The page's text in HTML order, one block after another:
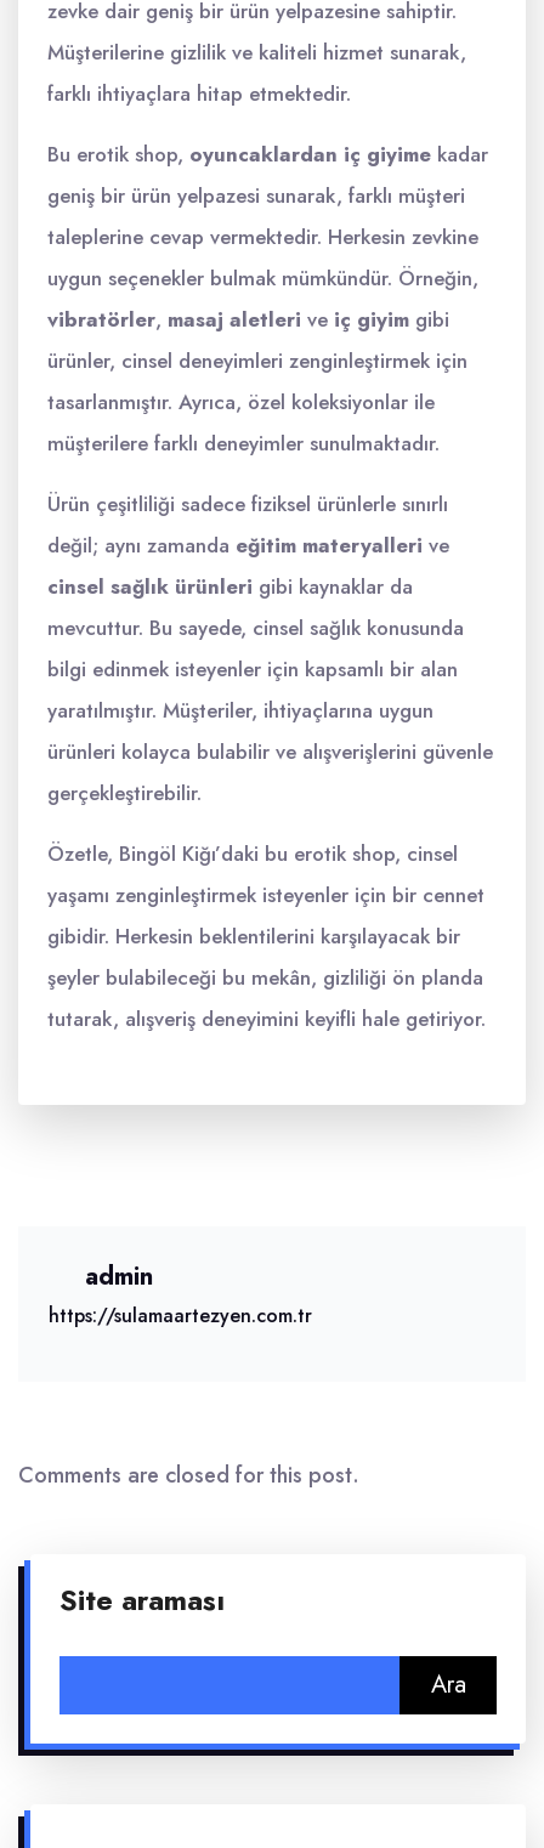
zevke dair geniş bir ürün yelpazesine sahiptir.
Müşterilerine gizlilik ve kaliteli hizmet sunarak,
farklı ihtiyaçlara hitap etmektedir.
Bu erotik shop, oyuncaklardan iç giyime kadar
geniş bir ürün yelpazesi sunarak, farklı müşteri
taleplerine cevap vermektedir. Herkesin zevkine
uygun seçenekler bulmak mümkündür. Örneğin,
vibratörler, masaj aletleri ve iç giyim gibi
ürünler, cinsel deneyimleri zenginleştirmek için
tasarlanmıştır. Ayrıca, özel koleksiyonlar ile
müşterilere farklı deneyimler sunulmaktadır.
Ürün çeşitliliği sadece fiziksel ürünlerle sınırlı
değil; aynı zamanda eğitim materyalleri ve
cinsel sağlık ürünleri gibi kaynaklar da
mevcuttur. Bu sayede, cinsel sağlık konusunda
bilgi edinmek isteyenler için kapsamlı bir alan
yaratılmıştır. Müşteriler, ihtiyaçlarına uygun
ürünleri kolayca bulabilir ve alışverişlerini güvenle
gerçekleştirebilir.
Özetle, Bingöl Kiğı’daki bu erotik shop, cinsel
yaşamı zenginleştirmek isteyenler için bir cennet
gibidir. Herkesin beklentilerini karşılayacak bir
şeyler bulabileceği bu mekân, gizliliği ön planda
tutarak, alışveriş deneyimini keyifli hale getiriyor.
admin
https://sulamaartezyen.com.tr
Comments are closed for this post.
Site araması